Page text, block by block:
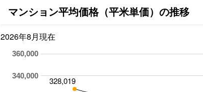
マンション平均価格（平米単価）の推移
2026年8月現在
340,000
360,000
328,019